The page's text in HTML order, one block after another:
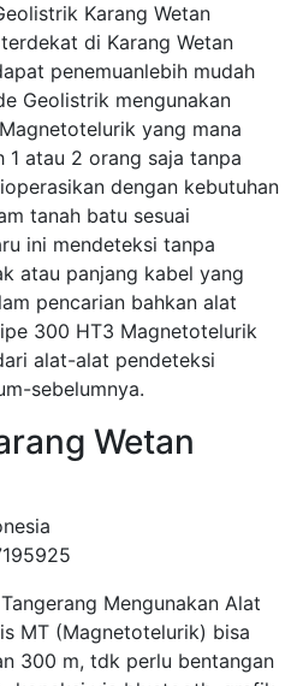
Karang Wetan
di Karang Wetan
penemuanlebih mudah
Geolistrik mengunakan
yang mana
1 atau 2 orang saja tanpa
dengan kebutuhan
tanah batu sesuai
ini mendeteksi tanpa
atau panjang kabel yang
pencarian bahkan alat
300 HT3 Magnetotelurik
alat-alat pendeteksi
sebelumnya.
Wetan
Mengunakan Alat
MT (Magnetotelurik) bisa
300 m, tdk perlu bentangan